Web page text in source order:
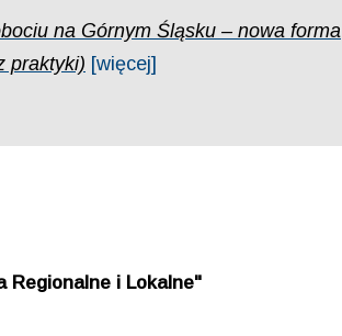
na Górnym Śląsku – nowa forma
praktyki) [więcej]
Regionalne i Lokalne"